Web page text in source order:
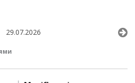
29.07.2026